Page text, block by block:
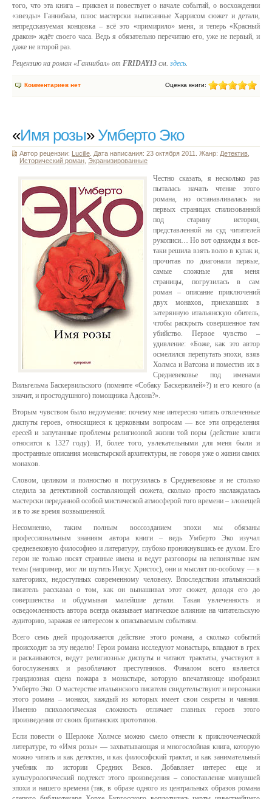
того, что эта книга – приквел и повествует о начале событий, о восхождении
«звезды» Ганнибала, плюс мастерски выписанные Харрисом сюжет и детали,
непредсказуемая концовка – всё это «примирило» меня, и теперь «Красный
дракон» ждёт своего часа. Ведь я обязательно перечитаю его, уже не первый, и
даже не второй раз.
Рецензию на роман «Ганнибал» от FRIDAY13 см. здесь.
Комментариев нет Оценка книги:
«Имя розы» Умберто Эко
Автор рецензии: Lucille . Дата написания: 23 октября 2011. Жанр: Детектив
Исторический роман Экранизированные
Честно сказать, я несколько раз
пыталась начать чтение этого
романа, но останавливалась на
первых страницах стилизованной
под старину истории,
представленной на суд читателей
рукописи… Но вот однажды я все-
таки решила взять волю в кулак и,
прочитав по диагонали первые,
самые сложные для меня
страницы, погрузилась в сам
роман – описание приключений
двух монахов, приехавших в
затерянную итальянскую обитель,
чтобы раскрыть совершенное там
убийство. Первое чувство –
удивление: «Боже, как это автор
осмелился перепутать эпохи, взяв
Холмса и Ватсона и поместив их в
Средневековье под именами
Вильгельма Баскервильского (помните «Собаку Баскервилей»?) и его юного (а
значит, и простодушного) помощника Адсона?».
Вторым чувством было недоумение: почему мне интересно читать отвлеченные
диспуты героев, относящиеся к церковным вопросам — все эти определения
ересей и запутанные проблемы религиозной жизни той поры (действие книги
относится к 1327 году). И, более того, увлекательными для меня были и
пространные описания монастырской архитектуры, не говоря уже о жизни самих
монахов.
Словом, целиком и полностью я погрузилась в Средневековье и не столько
следила за детективной составляющей сюжета, сколько просто наслаждалась
мастерски переданной особой мистической атмосферой того времени – зловещей
и в то же время возвышенной.
Несомненно, таким полным воссозданием эпохи мы обязаны
профессиональным знаниям автора книги – ведь Умберто Эко изучал
средневековую философию и литературу, глубоко проникнувшись ее духом. Его
герои не только носят странные имена и ведут разговоры на непонятные нам
темы (например, мог ли шутить Иисус Христос), они и мыслят по-особому — в
категориях, недоступных современному человеку. Впоследствии итальянский
писатель рассказал о том, как он вынашивал этот сюжет, доводя его до
совершенства и обдумывая малейшие детали. Такая увлеченность и
осведомленность автора всегда оказывает магическое влияние на читательскую
аудиторию, заражая ее интересом к описываемым событиям.
Всего семь дней продолжается действие этого романа, а сколько событий
происходит за эту неделю! Герои романа исследуют монастырь, впадают в грех
и раскаиваются, ведут религиозные диспуты и читают трактаты, участвуют в
богослужениях и разоблачают преступников. Финалом всего является
грандиозная сцена пожара в монастыре, которую впечатляюще изобразил
Умберто Эко. О мастерстве итальянского писателя свидетельствуют и персонажи
этого романа – монахи, каждый из которых имеет свои секреты и чаяния.
Именно психологическая сложность отличает главных героев этого
произведения от своих британских прототипов.
Если повести о Шерлоке Холмсе можно смело отнести к приключенческой
литературе, то «Имя розы» — захватывающая и многослойная книга, которую
можно читать и как детектив, и как философский трактат, и как занимательный
учебник по истории Средних Веков. Добавляет интерес еще и
культурологический подтекст этого произведения – сопоставление минувшей
эпохи и нашего времени (так, в образе одного из центральных образов романа